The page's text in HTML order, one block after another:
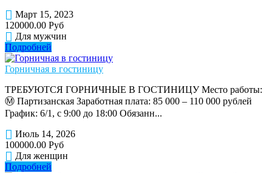
Март 15, 2023
120000.00 Руб
Для мужчин
Подробней
Горничная в гостиницу
ТРЕБУЮТСЯ ГОРНИЧНЫЕ В ГОСТИНИЦУ Место работы:
Ⓜ️ Партизанская Заработная плата: 85 000 – 110 000 рублей
График: 6/1, с 9:00 до 18:00 Обязанн...
Июль 14, 2026
100000.00 Руб
Для женщин
Подробней